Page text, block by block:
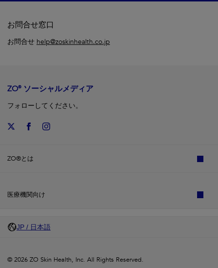
お問合せ窓口
お問合せ help@zoskinhealth.co.jp
ZO® ソーシャルメディア
フォローしてください。
ZO®とは
医療機関向け
JP / 日本語
© 2026 ZO Skin Health, Inc. All Rights Reserved.